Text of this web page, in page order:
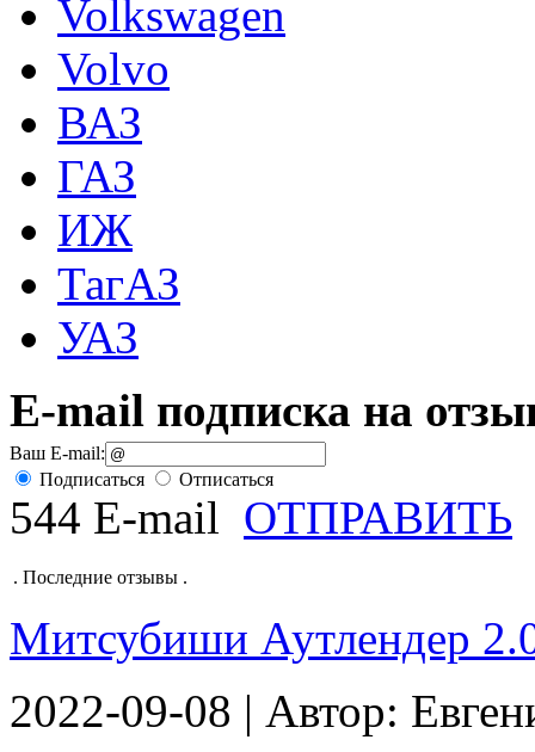
Volkswagen
Volvo
ВАЗ
ГАЗ
ИЖ
ТагАЗ
УАЗ
E-mail подписка на
Ваш E-mail:
Подписаться
Отписаться
544 E-mail ОТПРАВИТЬ
. Последние отзывы .
Митсубиши Аутлендер
2022-09-08 | Автор: